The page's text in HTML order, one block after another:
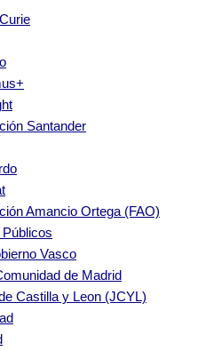
Santander
Amancio Ortega (FAO)
Vasco
de Madrid
Castilla y Leon (JCYL)